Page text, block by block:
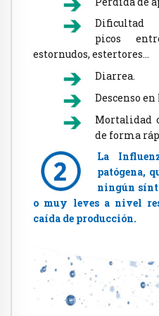
Dificultad
picos
estornudos, estertores…
Diarrea.
Descenso en
Mortalidad
de forma
La
patógena,
ningún
o muy leves a nivel
caída de producción.